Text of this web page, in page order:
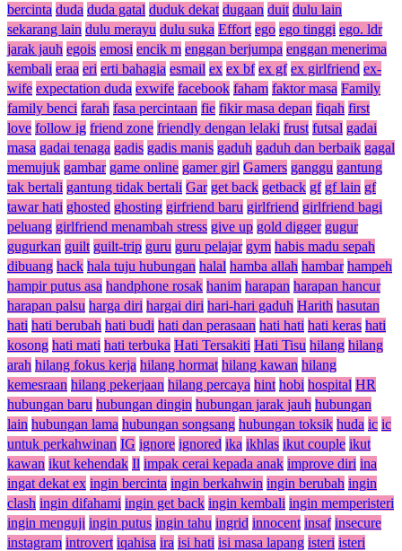
bercinta duda duda gatal duduk dekat dugaan duit dulu lain
sekarang lain dulu merayu dulu suka Effort ego ego tinggi ego. ldr
jarak jauh egois emosi encik m enggan berjumpa enggan menerima
kembali eraa eri erti bahagia esmail ex ex bf ex gf ex girlfriend ex-
wife expectation duda exwife facebook faham faktor masa Family
family benci farah fasa percintaan fie fikir masa depan fiqah first
love follow ig friend zone friendly dengan lelaki frust futsal gadai
masa gadai tenaga gadis gadis manis gaduh gaduh dan berbaik gagal
memujuk gambar game online gamer girl Gamers ganggu gantung
tak bertali gantung tidak bertali Gar get back getback gf gf lain gf
tawar hati ghosted ghosting girfriend baru girlfriend girlfriend bagi
peluang girlfriend menambah stress give up gold digger gugur
gugurkan guilt guilt-trip guru guru pelajar gym habis madu sepah
dibuang hack hala tuju hubungan halal hamba allah hambar hampeh
hampir putus asa handphone rosak hanim harapan harapan hancur
harapan palsu harga diri hargai diri hari-hari gaduh Harith hasutan
hati hati berubah hati budi hati dan perasaan hati hati hati keras hati
kosong hati mati hati terbuka Hati Tersakiti Hati Tisu hilang hilang
arah hilang fokus kerja hilang hormat hilang kawan hilang
kemesraan hilang pekerjaan hilang percaya hint hobi hospital HR
hubungan baru hubungan dingin hubungan jarak jauh hubungan
lain hubungan lama hubungan songsang hubungan toksik huda ic ic
untuk perkahwinan IG ignore ignored ika ikhlas ikut couple ikut
kawan ikut kehendak Il impak cerai kepada anak improve diri ina
ingat dekat ex ingin bercinta ingin berkahwin ingin berubah ingin
clash ingin difahami ingin get back ingin kembali ingin memperisteri
ingin menguji ingin putus ingin tahu ingrid innocent insaf insecure
instagram introvert iqahisa ira isi hati isi masa lapang isteri isteri